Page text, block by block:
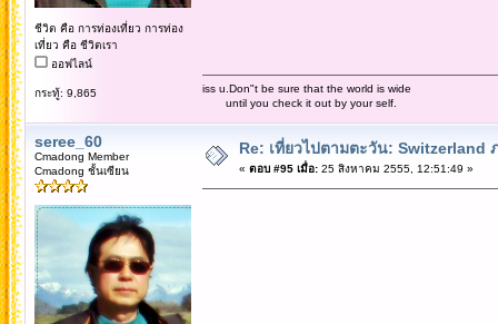
ชีวิต คือ การท่องเที่ยว การท่อง
เที่ยว คือ ชีวิตเรา
ออฟไลน์
กระทู้: 9,865
iss u.Don"t be sure that the world is wide
until you check it out by your self.
seree_60
Cmadong Member
Cmadong ชั้นเซียน
Re: เที่ยวไปตามตะวัน: Switzerland
« ตอบ #95 เมื่อ:25 สิงหาคม 2555, 12:51:49 »